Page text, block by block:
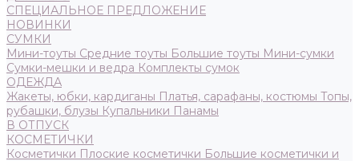
СПЕЦИАЛЬНОЕ ПРЕДЛОЖЕНИЕ
НОВИНКИ
СУМКИ
Мини-тоуты Средние тоуты Большие тоуты Мини-сумки
Сумки-мешки и ведра Комплекты сумок
ОДЕЖДА
Жакеты, юбки, кардиганы Платья, сарафаны, костюмы Топы,
рубашки, блузы Купальники Панамы
В ОТПУСК
КОСМЕТИЧКИ
Косметички Плоские косметички Большие косметички и